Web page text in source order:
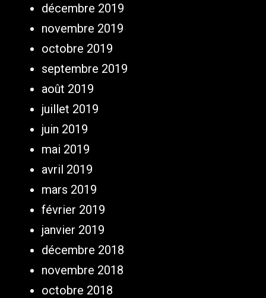
décembre 2019
novembre 2019
octobre 2019
septembre 2019
août 2019
juillet 2019
juin 2019
mai 2019
avril 2019
mars 2019
février 2019
janvier 2019
décembre 2018
novembre 2018
octobre 2018